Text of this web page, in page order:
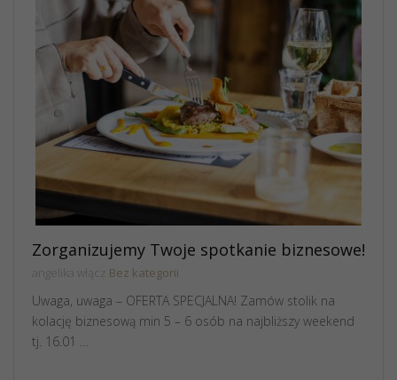
Zorganizujemy Twoje spotkanie biznesowe!
angelika włącz Bez kategorii
Uwaga, uwaga – OFERTA SPECJALNA! Zamów stolik na
kolację biznesową min 5 – 6 osób na najbliższy weekend
tj. 16.01 …